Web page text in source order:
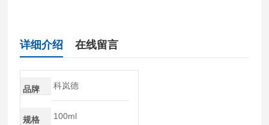
详细介绍 在线留言
品牌 科岚德
规格 100ml